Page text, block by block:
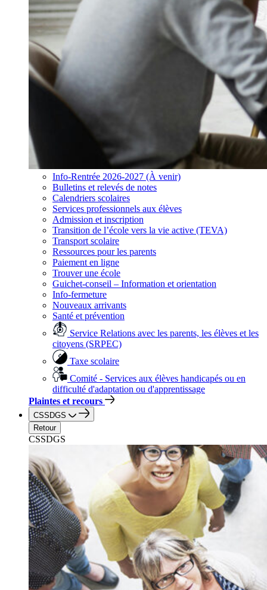
Info-Rentrée 2026-2027 (À venir)
Bulletins et relevés de notes
Calendriers scolaires
Services professionnels aux élèves
Admission et inscription
Transition de l’école vers la vie active (TEVA)
Transport scolaire
Ressources pour les parents
Paiement en ligne
Trouver une école
Guichet-conseil – Information et orientation
Info-fermeture
Nouveaux arrivants
Santé et prévention
Service Relations avec les parents, les élèves et les
citoyens (SRPEC)
Taxe scolaire
Comité - Services aux élèves handicapés ou en
difficulté d'adaptation ou d'apprentissage
Plaintes et recours
CSSDGS
Retour
CSSDGS